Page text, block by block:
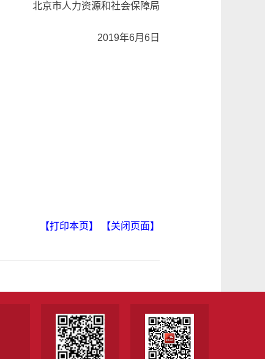
北京市人力资源和社会保障局
2019年6月6日
【打印本页】 【关闭页面】